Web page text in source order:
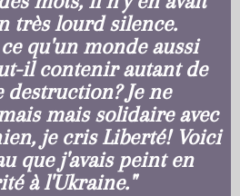
très lourd silence.
qu'un monde aussi
il contenir autant de
destruction? Je ne
mais solidaire avec
je cris Liberté! Voici
que j'avais peint en
à l'Ukraine."